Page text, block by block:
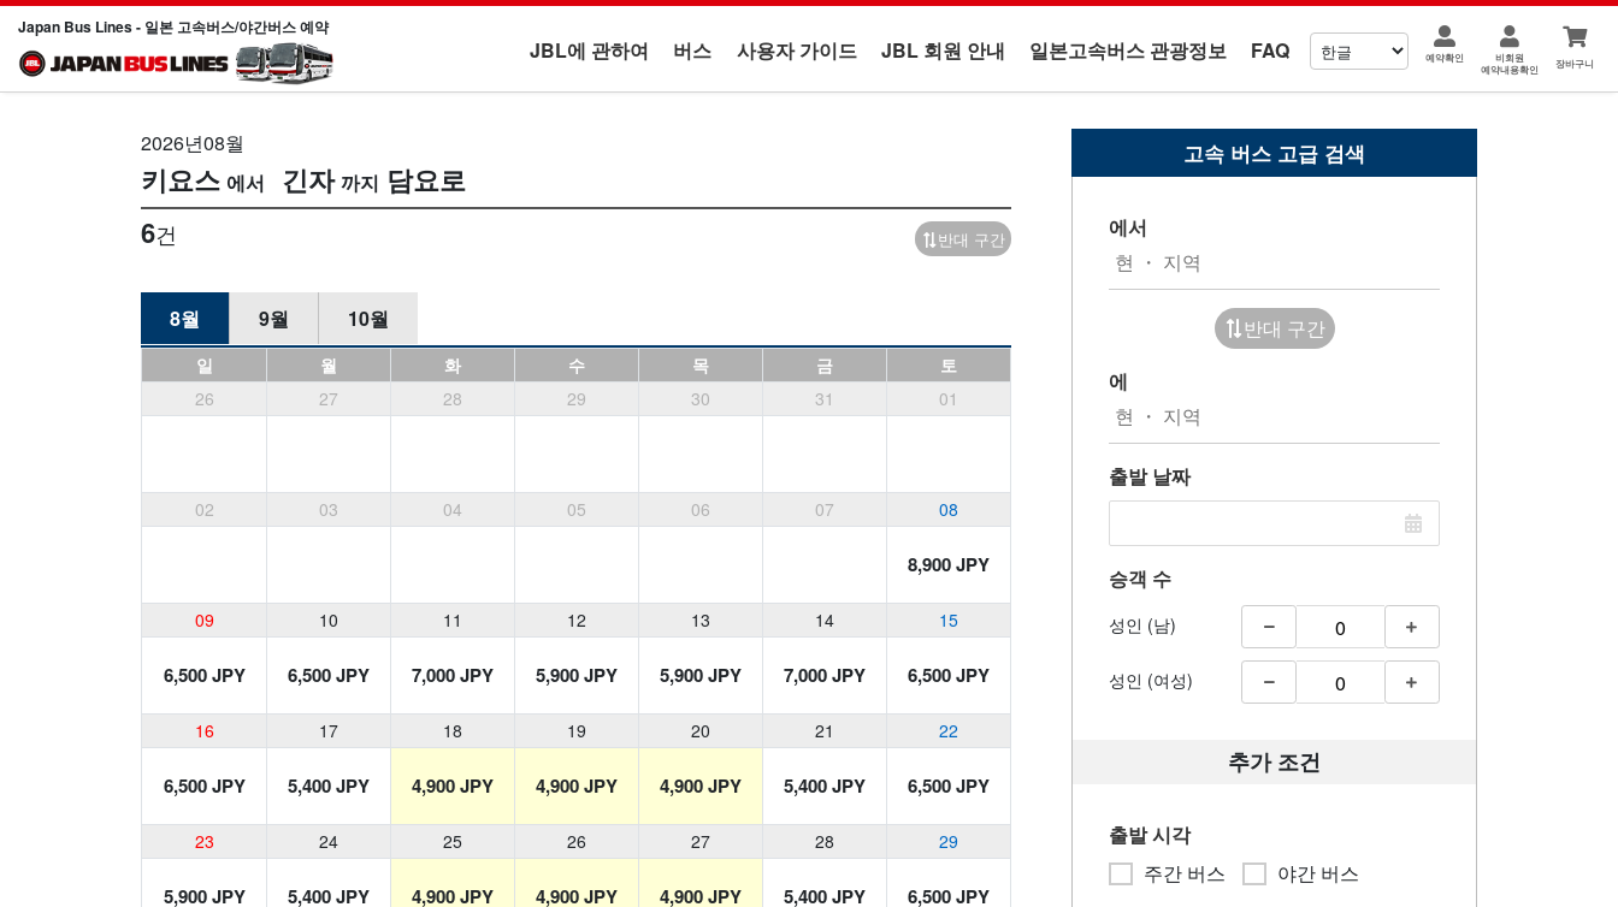
Japan Bus Lines - 일본 고속버스/야간버스 예약
JBL에 관하여 버스 사용자 가이드 JBL 회원 안내 일본고속버스 관광정보 FAQ 예약확인
비회원
예약내용확인
장바구니
2026년08월
키요스 긴자
담요로
6건 반대 구간
8월 9월 10월
일 월 화 수 목 금
토
26
27 28 29 30 31 01
02 03 04 05 06 07 08
8,900 JPY
09 10 11 12 13 14 15
6,500 JPY 6,500 JPY 7,000 JPY 5,900 JPY 5,900 JPY 7,000 JPY 6,500 JPY
16 17 18 19 20 21 22
6,500 JPY 5,400 JPY 4,900 JPY 4,900 JPY 4,900 JPY 5,400 JPY 6,500 JPY
23 24 25 26 27 28 29
5,900 JPY 5,400 JPY 4,900 JPY 4,900 JPY 4,900 JPY 5,400 JPY 6,500 JPY
고속 버스 고급 검색
에서
반대 구간
에
출발 날짜
승객 수
성인 (남)
성인 (여성)
추가 조건
출발 시각
주간 버스
야간 버스